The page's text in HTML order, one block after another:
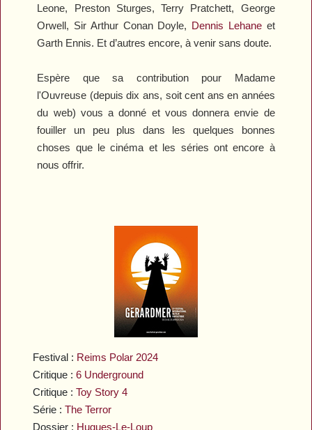
Festival : Reims Polar 2024
Critique :6 Underground
Critique :Toy Story 4
Série :The Terror
Dossier : Hugues-Le-Loup
Leone, Preston Sturges, Terry Pratchett, George
Orwell, Sir Arthur Conan Doyle, Dennis Lehaneet
Garth Ennis. Et d’autres encore, à venir sans doute.
Espère que sa contribution pour Madame
l'Ouvreuse (depuis dix ans, soit cent ans en années
du web) vous a donné et vous donnera envie de
fouiller un peu plus dans les quelques bonnes
choses que le cinéma et les séries ont encore à
nous offrir.